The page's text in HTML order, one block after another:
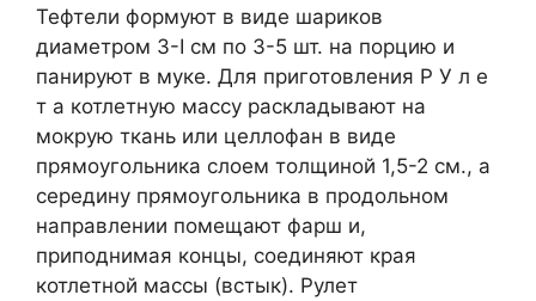
Тефтели формуют в виде шариков
диаметром 3-­I см по 3-5 шт. на порцию и
панируют в муке. Для приготовления Р У л е
т а котлетную массу раскладывают на
мокрую ткань или целлофан в виде
прямоугольника слоем толщиной 1,5-2 см., а
середину прямоугольника в продольном
направлении пoмещают фарш и,
приподнимая концы, соединяют края
котлетной массы (встык). Рулет